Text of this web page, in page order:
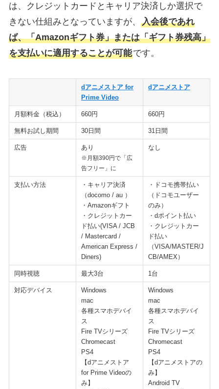
は、クレジットカードとキャリア決済しか選択で
きない仕組みとなっていますが、 入会後であれ
ば、「Amazonギフト券」または「ギフト券残高」
を支払いに適用することが可能です。
dアニメストア for
Prime Video
dアニメストア
月額料金（税込） 660円 660円
無料お試し期間 30日間 31日間
広告 あり
※月額390円で「広
告フリー」に
なし
支払い方法
・キャリア決済
（docomo / au ）
・Amazonギフト
・クレジットカー
ド払い(VISA / JCB
/ Mastercard /
American Express /
Diners)
・ドコモ携帯払い
（ドコモユーザー
のみ）
・dポイント払い
・クレジットカー
ド払い
（VISA/MASTER/J
CB/AMEX）
同時視聴 最大3台 1台
対応デバイス
Windows
mac
各種スマホデバイ
ス
Fire TVシリーズ
Chromecast
PS4
【dアニメストア
for Prime Videoの
み】
Windows
mac
各種スマホデバイ
ス
Fire TVシリーズ
Chromecast
PS4
【dアニメストアの
み】
Android TV